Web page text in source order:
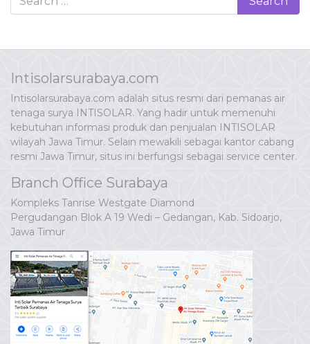
Intisolarsurabaya.com
Intisolarsurabaya.com adalah situs resmi dari pemanas air
tenaga surya INTISOLAR. Yang hadir untuk memenuhi
kebutuhan informasi produk dan penjualan INTISOLAR
wilayah Jawa Timur. Selain mewakili sebagai kantor cabang
resmi Jawa Timur, situs ini berfungsi sebagai service center.
Branch Office Surabaya
Kompleks Tanrise Westgate Diamond
Pergudangan Blok A 19 Wedi – Gedangan, Kab. Sidoarjo,
Jawa Timur